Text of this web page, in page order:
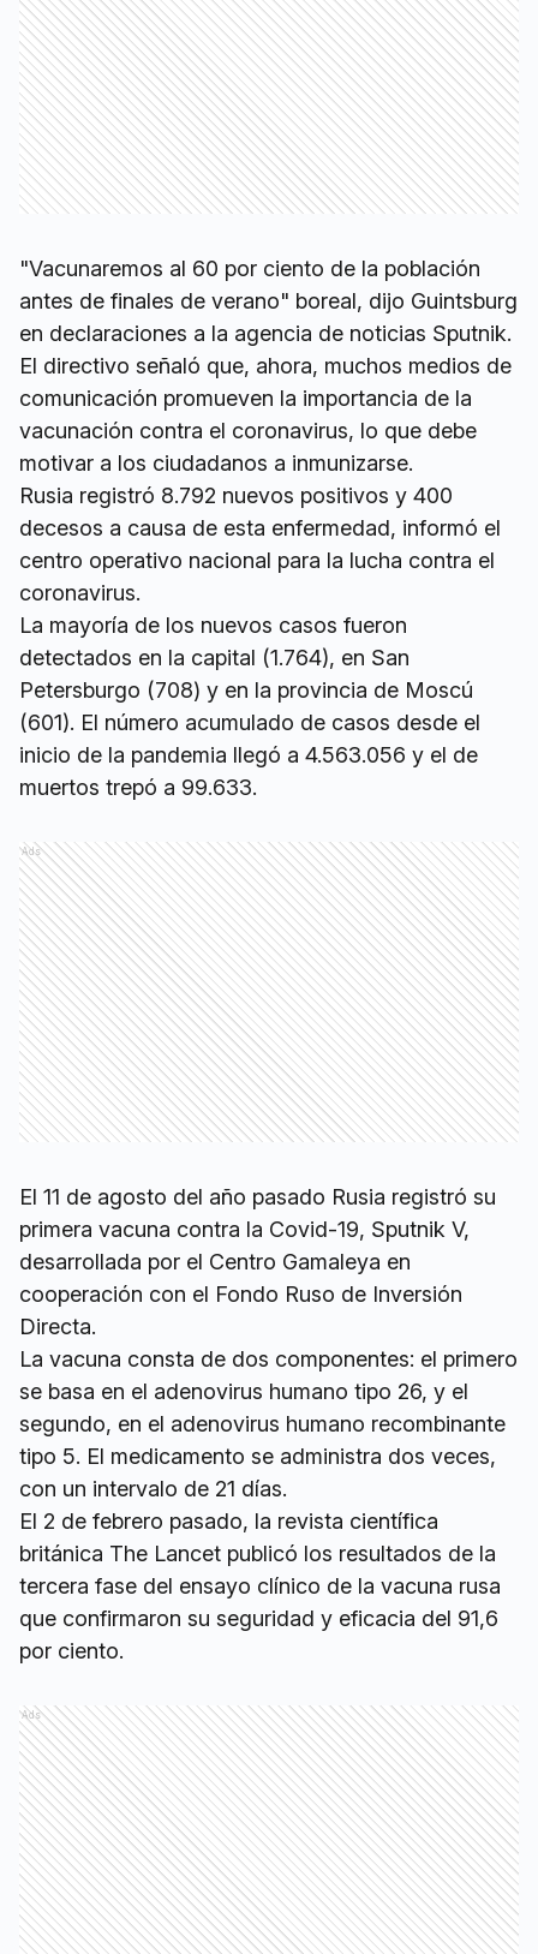
"Vacunaremos al 60 por ciento de la población
antes de finales de verano" boreal, dijo Guintsburg
en declaraciones a la agencia de noticias Sputnik.
El directivo señaló que, ahora, muchos medios de
comunicación promueven la importancia de la
vacunación contra el coronavirus, lo que debe
motivar a los ciudadanos a inmunizarse.
Rusia registró 8.792 nuevos positivos y 400
decesos a causa de esta enfermedad, informó el
centro operativo nacional para la lucha contra el
coronavirus.
La mayoría de los nuevos casos fueron
detectados en la capital (1.764), en San
Petersburgo (708) y en la provincia de Moscú
(601). El número acumulado de casos desde el
inicio de la pandemia llegó a 4.563.056 y el de
muertos trepó a 99.633.
Ads
El 11 de agosto del año pasado Rusia registró su
primera vacuna contra la Covid-19, Sputnik V,
desarrollada por el Centro Gamaleya en
cooperación con el Fondo Ruso de Inversión
Directa.
La vacuna consta de dos componentes: el primero
se basa en el adenovirus humano tipo 26, y el
segundo, en el adenovirus humano recombinante
tipo 5. El medicamento se administra dos veces,
con un intervalo de 21 días.
El 2 de febrero pasado, la revista científica
británica The Lancet publicó los resultados de la
tercera fase del ensayo clínico de la vacuna rusa
que confirmaron su seguridad y eficacia del 91,6
por ciento.
Ads